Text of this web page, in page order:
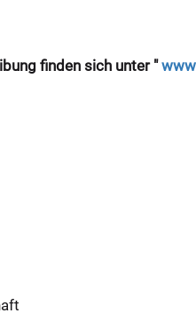
finden sich unter "